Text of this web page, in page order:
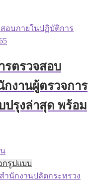
รตรวจสอบ
งานผู้ตรวจการ
ปรุงล่าสุด พร้อม
กรูปแบบ
product
has